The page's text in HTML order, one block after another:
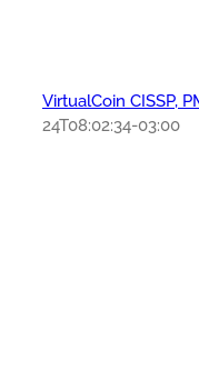
VirtualCoin CISSP,
24T08:02:34-03:00